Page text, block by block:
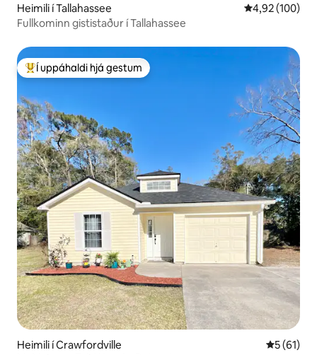
Heimili í Tallahassee 4,92 af 5 í
4,92 (100)
Fullkominn gististaður í Tallahassee
Í mestu uppáhaldi hjá gestum
Í uppáhaldi hjá gestum
Heimili í Crawfordville 5 af 5 í
5 (61)